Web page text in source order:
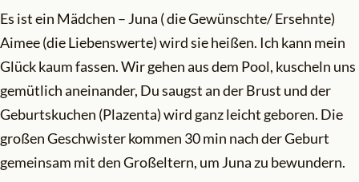
Es ist ein Mädchen – Juna ( die Gewünschte/ Ersehnte)
Aimee (die Liebenswerte) wird sie heißen. Ich kann mein
Glück kaum fassen. Wir gehen aus dem Pool, kuscheln uns
gemütlich aneinander, Du saugst an der Brust und der
Geburtskuchen (Plazenta) wird ganz leicht geboren. Die
großen Geschwister kommen 30 min nach der Geburt
gemeinsam mit den Großeltern, um Juna zu bewundern.